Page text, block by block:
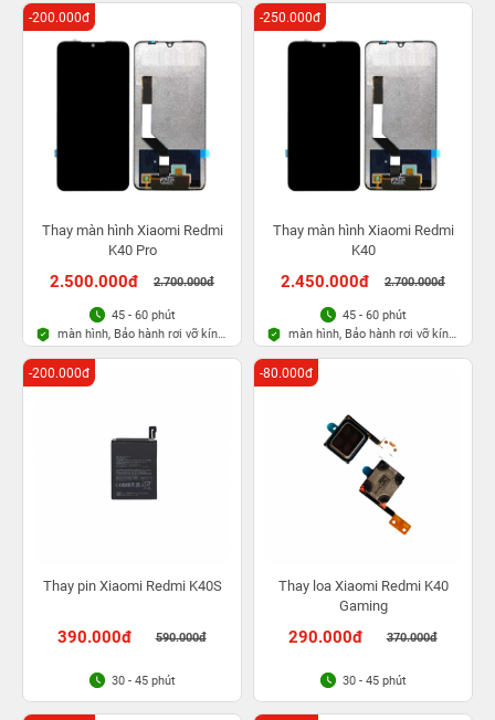
Thay màn hình Xiaomi Redmi
K40 Pro
2.500.000đ 2.700.000đ
-200.000đ
45 - 60 phút
màn hình, Bảo hành rơi vỡ kính
1 lần trong 3 tháng
Thay màn hình Xiaomi Redmi
K40
2.450.000đ 2.700.000đ
-250.000đ
45 - 60 phút
màn hình, Bảo hành rơi vỡ kính
1 lần trong 3 tháng
Thay pin Xiaomi Redmi K40S
390.000đ 590.000đ
-200.000đ
30 - 45 phút
Thay loa Xiaomi Redmi K40
Gaming
290.000đ 370.000đ
-80.000đ
30 - 45 phút